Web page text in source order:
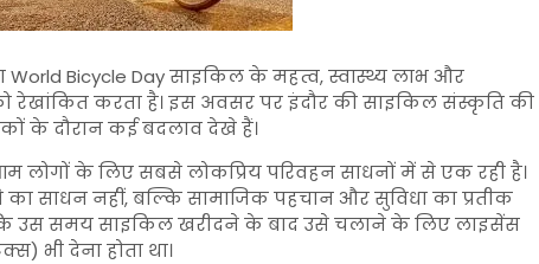
World Bicycle Dayसाइकिल के महत्व, स्वास्थ्य लाभ और
रेखांकित करता है। इस अवसर पर इंदौर की साइकिल संस्कृति की
के दौरान कई बदलाव देखे हैं।
लोगों के लिए सबसे लोकप्रिय परिवहन साधनों में से एक रही है।
साधन नहीं, बल्कि सामाजिक पहचान और सुविधा का प्रतीक
कि उस समय साइकिल खरीदने के बाद उसे चलाने के लिए लाइसेंस
भी देना होता था।